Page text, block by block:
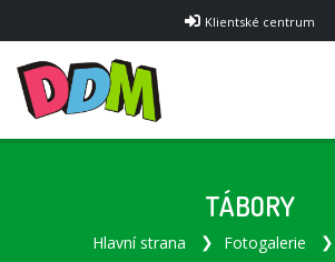
Klientské centrum
TÁBORY
Hlavní strana Fotogalerie